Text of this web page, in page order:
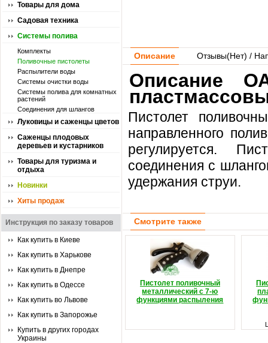
Товары для дома
Садовая техника
Системы полива
Комплекты
Поливочные пистолеты
Распылители воды
Системы очистки воды
Системы полива для комнатных
растений
Соединения для шлангов
Луковицы и саженцы цветов
Саженцы плодовых
деревьев и кустарников
Товары для туризма и
отдыха
Новинки
Хиты продаж
Инструкция по заказу товаров
Как купить в Киеве
Как купить в Харькове
Как купить в Днепре
Как купить в Одессе
Как купить во Львове
Как купить в Запорожье
Купить в других городах
Украины
Описание Отзывы(Нет) /
Описание
Пистолет
направленного
регулируется.
соединения с
удержания струи.
Смотрите также
Пистолет поливочный
металлический с 7-ю
функциями распыления